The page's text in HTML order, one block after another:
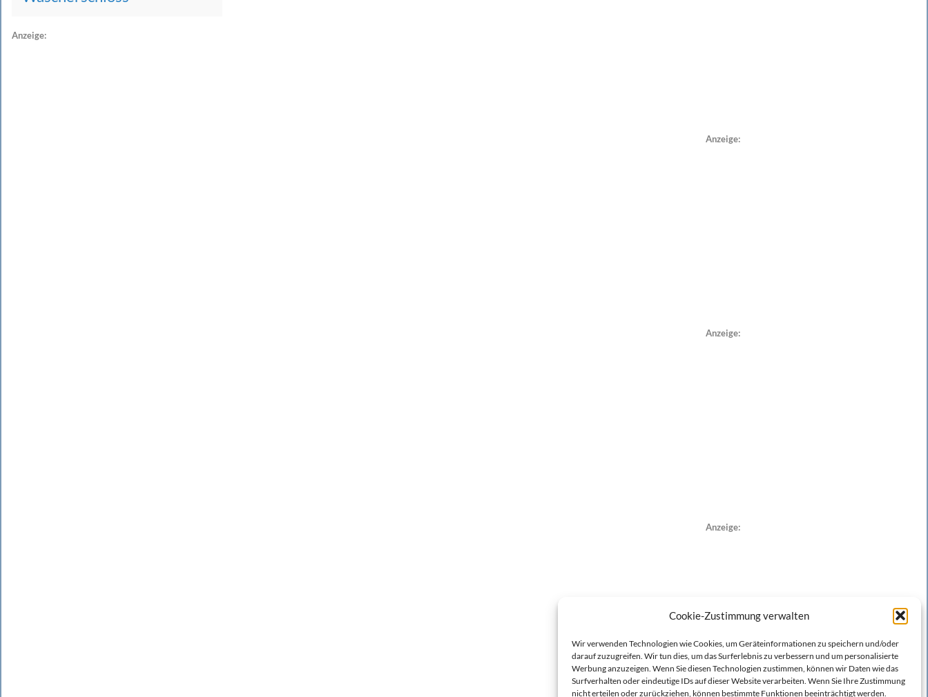
Cookie-Zustimmung verwalten
Wir verwenden Technologien wie Cookies, um Geräteinformationen zu speichern und/oder
darauf zuzugreifen. Wir tun dies, um das Surferlebnis zu verbessern und um personalisierte
Werbung anzuzeigen. Wenn Sie diesen Technologien zustimmen, können wir Daten wie das
Surfverhalten oder eindeutige IDs auf dieser Website verarbeiten. Wenn Sie Ihre Zustimmung
nicht erteilen oder zurückziehen, können bestimmte Funktionen beeinträchtigt werden.
Anzeige:
Anzeige:
Anzeige:
Anzeige: